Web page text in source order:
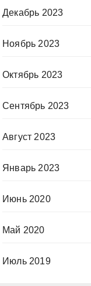
Декабрь 2023
Ноябрь 2023
Октябрь 2023
Сентябрь 2023
Август 2023
Январь 2023
Июнь 2020
Май 2020
Июль 2019